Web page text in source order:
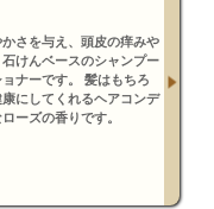
さを与え、頭皮の痒みや
けんベースのシャンプー
ナーです。 髪はもちろ
にしてくれるヘアコンデ
ーズの香りです。